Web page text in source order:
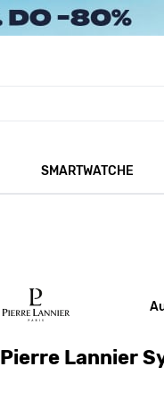
SMARTWATCHE
Pierre Lannier